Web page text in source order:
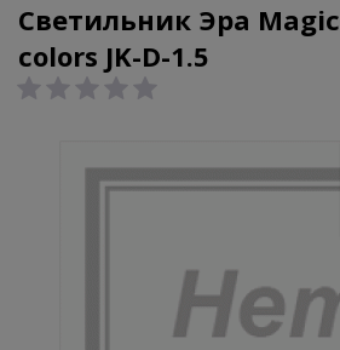
Светильник Эра Magic
colors JK-D-1.5